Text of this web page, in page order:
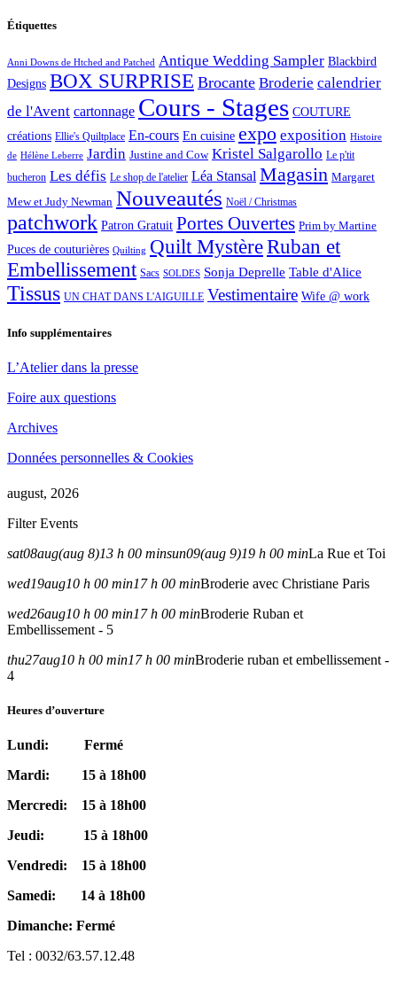
Étiquettes
Anni Downs de Htched and Patched Antique Wedding Sampler Blackbird
Designs BOX SURPRISE Brocante Broderie calendrier
de l'Avent cartonnage Cours - Stages COUTURE
créations Ellie's Quiltplace En-cours En cuisine expo exposition Histoire
de Hélène Leberre Jardin Justine and Cow Kristel Salgarollo Le p'tit
bucheron Les défis Le shop de l'atelier Léa Stansal Magasin Margaret
Mew et Judy Newman Nouveautés Noël / Christmas
patchwork Patron Gratuit Portes Ouvertes Prim by Martine
Puces de couturières Quilting Quilt MystèreRuban et
Embellissement Sacs SOLDES Sonja Deprelle Table d'Alice
Tissus UN CHAT DANS L'AIGUILLE Vestimentaire Wife @ work
Info supplémentaires
L’Atelier dans la presse
Foire aux questions
Archives
Données personnelles & Cookies
august, 2026
Filter Events
sat08aug(aug 8)13 h 00 minsun09(aug 9)19 h 00 minLa Rue et Toi
wed19aug10 h 00 min17 h 00 minBroderie avec Christiane Paris
wed26aug10 h 00 min17 h 00 minBroderie Ruban et
Embellissement - 5
thu27aug10 h 00 min17 h 00 minBroderie ruban et embellissement -
4
Heures d’ouverture
Lundi: Fermé
Mardi: 15 à 18h00
Mercredi: 15 à 18h00
Jeudi: 15 à 18h00
Vendredi: 15 à 18h00
Samedi: 14 à 18h00
Dimanche: Fermé
Tel : 0032/63.57.12.48